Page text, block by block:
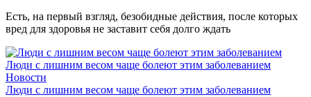
Есть, на первый взгляд, безобидные действия, после которых
вред для здоровья не заставит себя долго ждать
Люди с лишним весом чаще болеют этим заболеванием
Новости
Люди с лишним весом чаще болеют этим заболеванием